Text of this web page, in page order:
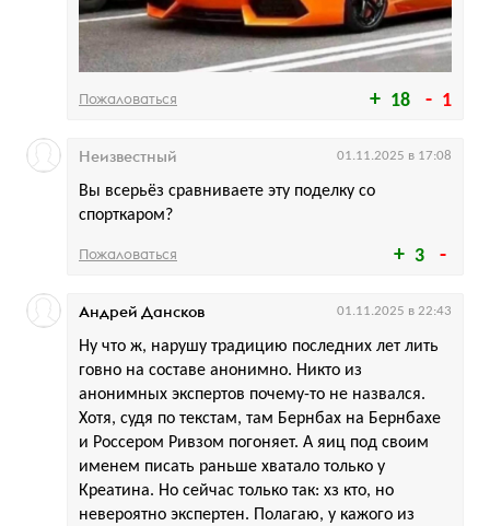
18 1
Пожаловаться
3
Вы всерьёз сравниваете эту поделку со
спорткаром?
Неизвестный 01.11.2025 в 17:08
Пожаловаться
Ну что ж, нарушу традицию последних лет лить
говно на составе анонимно. Никто из
анонимных экспертов почему-то не назвался.
Хотя, судя по текстам, там Бернбах на Бернбахе
и Россером Ривзом погоняет. А яиц под своим
именем писать раньше хватало только у
Креатина. Но сейчас только так: хз кто, но
невероятно экспертен. Полагаю, у кажого из
Андрей Дансков 01.11.2025 в 22:43